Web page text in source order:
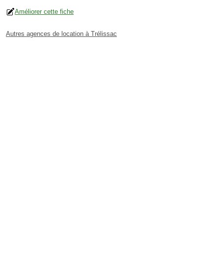
Améliorer cette fiche
Autres agences de location à Trélissac